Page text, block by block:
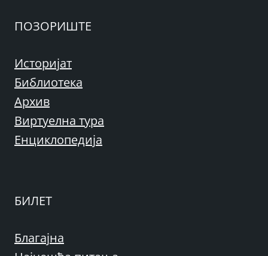
ПОЗОРИШТЕ
Историјат
Библиотека
Архив
Виртуелна тура
Енциклопедија
БИЛЕТ
Благајна